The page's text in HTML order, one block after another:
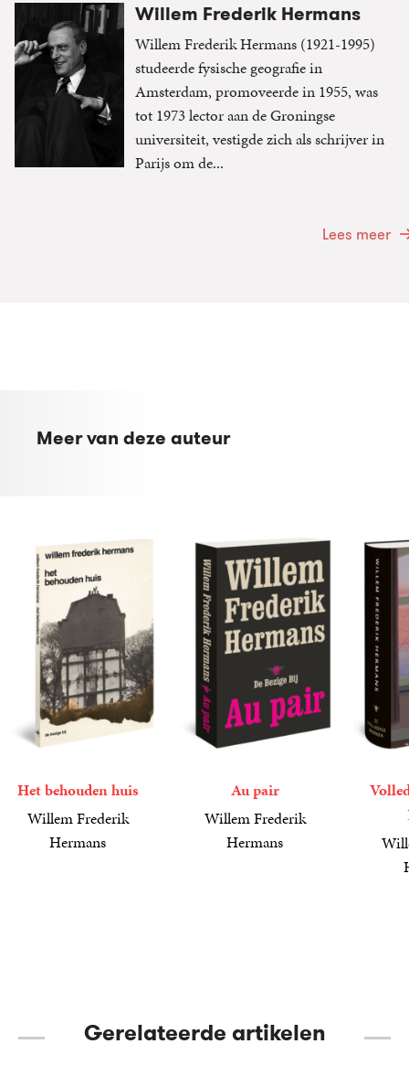
Willem Frederik Hermans
Willem Frederik Hermans (1921-1995)
studeerde fysische geografie in
Amsterdam, promoveerde in 1955, was
tot 1973 lector aan de Groningse
universiteit, vestigde zich als schrijver in
Parijs om de...
Lees meer
Meer van deze auteur
Het behouden huis
Willem Frederik
Hermans
Au pair
Willem Frederik
Hermans
Gerelateerde artikelen